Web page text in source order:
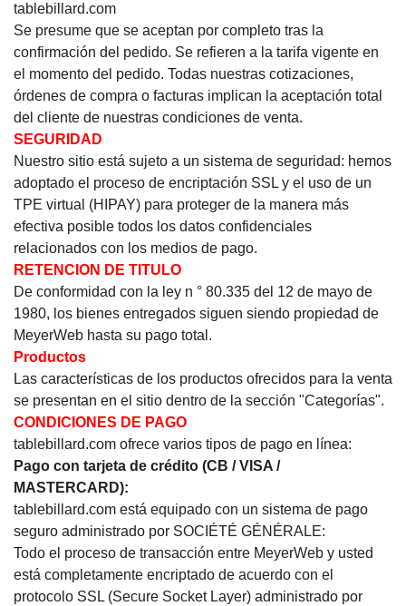
tablebillard.com
Se presume que se aceptan por completo tras la
confirmación del pedido. Se refieren a la tarifa vigente en
el momento del pedido. Todas nuestras cotizaciones,
órdenes de compra o facturas implican la aceptación total
del cliente de nuestras condiciones de venta.
SEGURIDAD
Nuestro sitio está sujeto a un sistema de seguridad: hemos
adoptado el proceso de encriptación SSL y el uso de un
TPE virtual (HIPAY) para proteger de la manera más
efectiva posible todos los datos confidenciales
relacionados con los medios de pago.
RETENCION DE TITULO
De conformidad con la ley n ° 80.335 del 12 de mayo de
1980, los bienes entregados siguen siendo propiedad de
MeyerWeb hasta su pago total.
Productos
Las características de los productos ofrecidos para la venta
se presentan en el sitio dentro de la sección "Categorías".
CONDICIONES DE PAGO
tablebillard.com ofrece varios tipos de pago en línea:
Pago con tarjeta de crédito (CB / VISA /
MASTERCARD):
tablebillard.com está equipado con un sistema de pago
seguro administrado por SOCIÉTÉ GÉNÉRALE:
Todo el proceso de transacción entre MeyerWeb y usted
está completamente encriptado de acuerdo con el
protocolo SSL (Secure Socket Layer) administrado por